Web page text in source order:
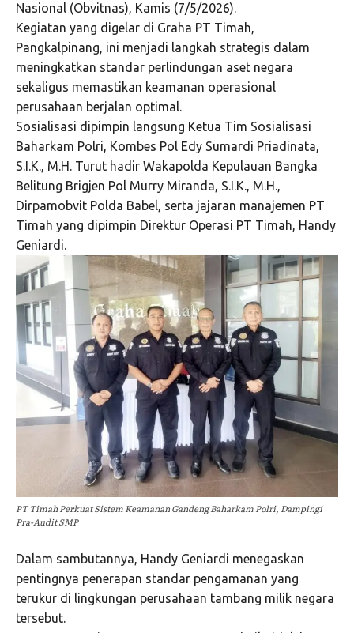
Nasional (Obvitnas), Kamis (7/5/2026).
Kegiatan yang digelar di Graha PT Timah,
Pangkalpinang, ini menjadi langkah strategis dalam
meningkatkan standar perlindungan aset negara
sekaligus memastikan keamanan operasional
perusahaan berjalan optimal.
Sosialisasi dipimpin langsung Ketua Tim Sosialisasi
Baharkam Polri, Kombes Pol Edy Sumardi Priadinata,
S.I.K., M.H. Turut hadir Wakapolda Kepulauan Bangka
Belitung Brigjen Pol Murry Miranda, S.I.K., M.H.,
Dirpamobvit Polda Babel, serta jajaran manajemen PT
Timah yang dipimpin Direktur Operasi PT Timah, Handy
Geniardi.
PT Timah Perkuat Sistem Keamanan Gandeng Baharkam Polri, Dampingi
Pra-Audit SMP
Dalam sambutannya, Handy Geniardi menegaskan
pentingnya penerapan standar pengamanan yang
terukur di lingkungan perusahaan tambang milik negara
tersebut.